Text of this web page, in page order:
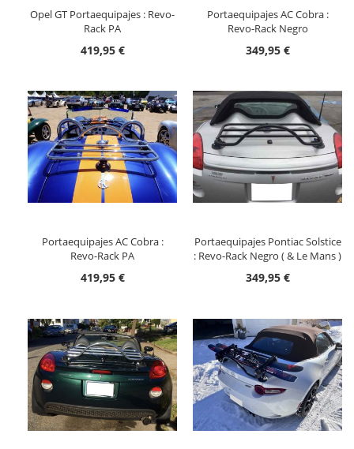
Opel GT Portaequipajes : Revo-
Rack PA
419,95 €
Portaequipajes AC Cobra :
Revo-Rack Negro
349,95 €
Portaequipajes AC Cobra :
Revo-Rack PA
419,95 €
Portaequipajes Pontiac Solstice
: Revo-Rack Negro ( & Le Mans )
349,95 €